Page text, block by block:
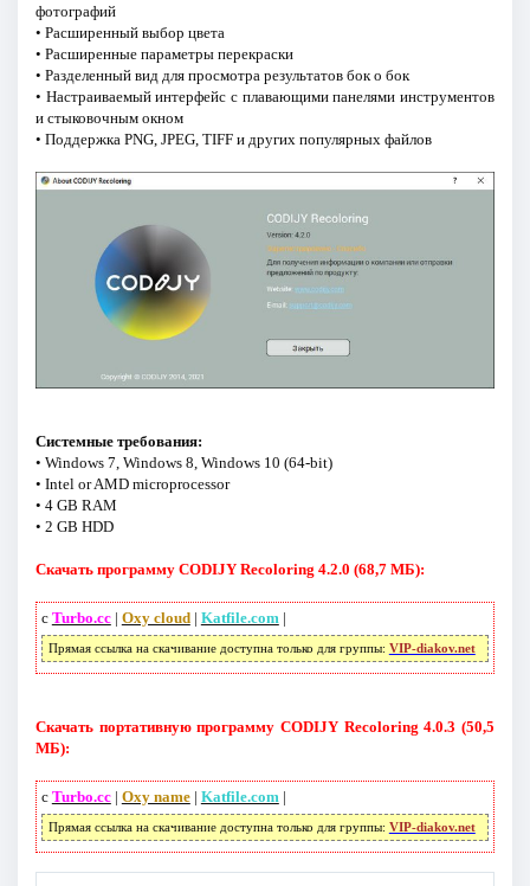
фотографий
• Расширенный выбор цвета
• Расширенные параметры перекраски
• Разделенный вид для просмотра результатов бок о бок
• Настраиваемый интерфейс с плавающими панелями инструментов
и стыковочным окном
• Поддержка PNG, JPEG, TIFF и других популярных файлов
Системные требования:
• Windows 7, Windows 8, Windows 10 (64-bit)
• Intel or AMD microprocessor
• 4 GB RAM
• 2 GB HDD
Скачать программу CODIJY Recoloring 4.2.0 (68,7 МБ):
с Turbo.cc| Oxy cloud| Katfile.com|
Прямая ссылка на скачивание доступна только для группы: VIP-diakov.net
Скачать портативную программу CODIJY Recoloring 4.0.3 (50,5
МБ):
с Turbo.cc| Oxy name| Katfile.com|
Прямая ссылка на скачивание доступна только для группы: VIP-diakov.net